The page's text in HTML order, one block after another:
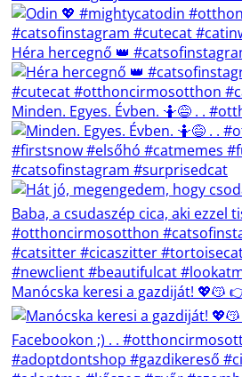
Héra hercegnő 👑
Minden. Egyes. Évben. 🤷😅 . .
Manócska keresi a gazdiját! 💖😽